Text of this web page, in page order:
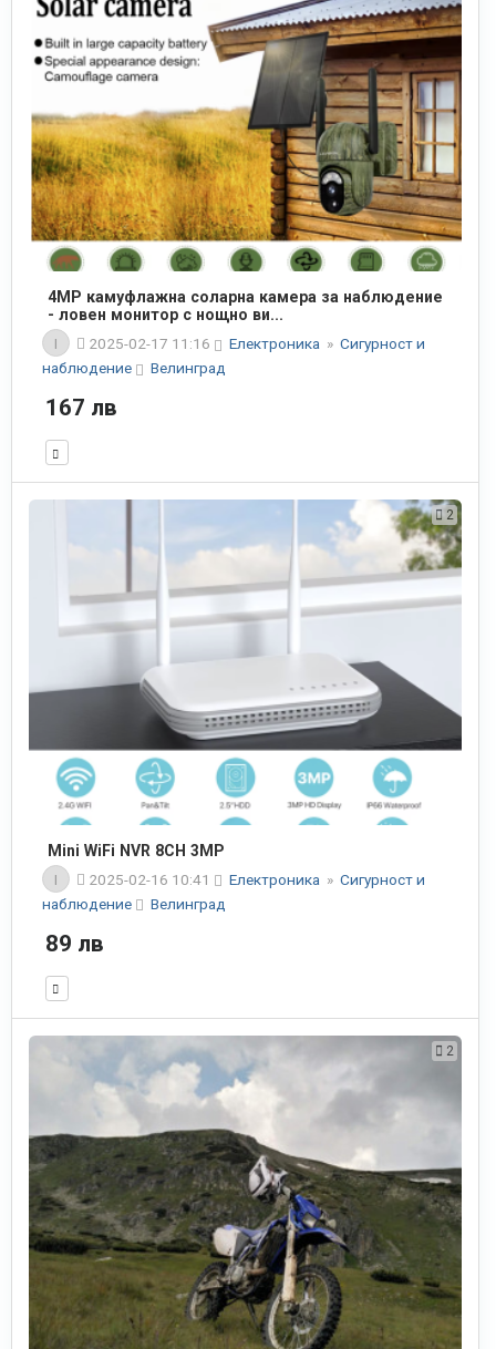
4MP камуфлажна соларна камера за наблюдение
- ловен монитор с нощно ви...
I
2025-02-17 11:16 Електроника » Сигурност и
наблюдение
Велинград
167 лв
2
Mini WiFi NVR 8CH 3MP
I
2025-02-16 10:41 Електроника » Сигурност и
наблюдение
Велинград
89 лв
2